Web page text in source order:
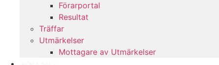
Förarportal
Resultat
Träffar
Utmärkelser
Mottagare av Utmärkelser